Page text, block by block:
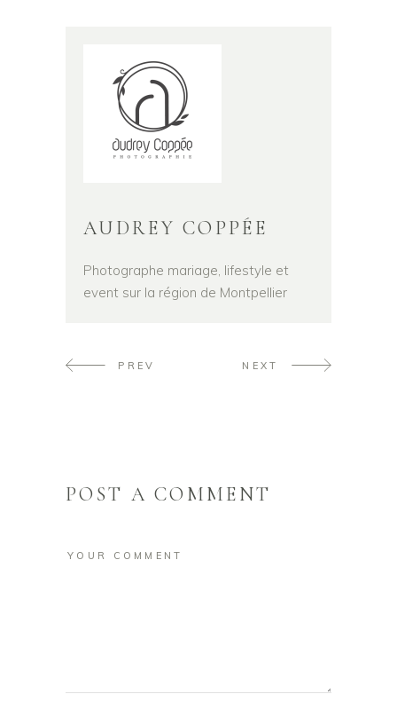
AUDREY COPPÉE
Photographe mariage, lifestyle et
event sur la région de Montpellier
PREV NEXT
POST A COMMENT